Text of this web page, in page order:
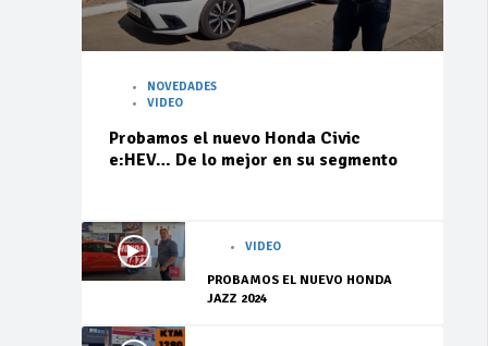
NOVEDADES
VIDEO
Probamos el nuevo Honda Civic
e:HEV… De lo mejor en su segmento
VIDEO
PROBAMOS EL NUEVO HONDA
JAZZ 2024